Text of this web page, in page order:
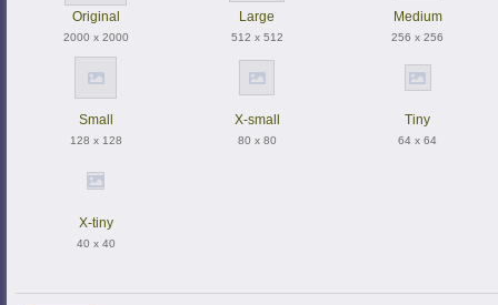
Original
2000 x 2000
Large
512 x 512
Medium
256 x 256
Small
128 x 128
X-small
80 x 80
Tiny
64 x 64
X-tiny
40 x 40